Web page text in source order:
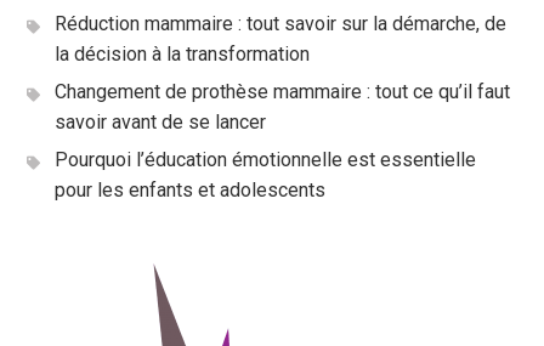
Réduction mammaire : tout savoir sur la démarche, de
la décision à la transformation
Changement de prothèse mammaire : tout ce qu’il faut
savoir avant de se lancer
Pourquoi l’éducation émotionnelle est essentielle
pour les enfants et adolescents